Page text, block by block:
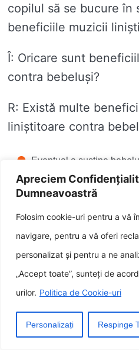
Apreciem
Dumneavoastră
Folosim cookie-uri pentru a vă
navigare, pentru a vă oferi
personalizat și pentru a ne
„Accept toate”, sunteți de
urilor. Politica de Cookie-uri
Personalizați Respinge
copilul să se bucure în
beneficiile muzicii
Î: Oricare sunt
contra bebeluși?
R: Există multe
liniștitoare contra
Eventual a sustine
allegro și să doarmă mai
Eventual inainta
Î: Oricare sunt
liniștitoare contra
liniștitoare contra